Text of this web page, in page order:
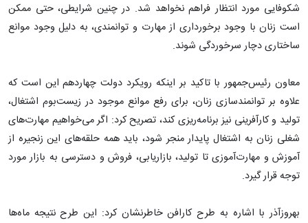
شکوفایی مورد انتظار فراهم نخواهد شد. در چنین شرایطی، حتی ممکن
است زنان با وجود برخورداری از مهارت و توانمندی، به دلیل وجود موانع
ساختاری دچار سرخوردگی شوند.
معاون رئیس‌جمهور با تاکید بر اینکه رویکرد دولت چهاردهم این است که
علاوه بر توانمندسازی زنان، برای رفع موانع موجود در زیست‌بوم اشتغال،
تولید و کارآفرینی نیز برنامه‌ریزی کند، تصریح کرد: اگر می‌خواهیم مهارت‌های
شغلی زنان به اشتغال پایدار منجر شود، باید همه حلقه‌های این زنجیره از
آموزش و مهارت‌آموزی تا تولید، بازاریابی، فروش و دسترسی به بازار مورد
توجه قرار گیرد.
بهروزآذر با اشاره به طرح کارافن خاطرنشان کرد: این طرح نتیجه ماه‌ها